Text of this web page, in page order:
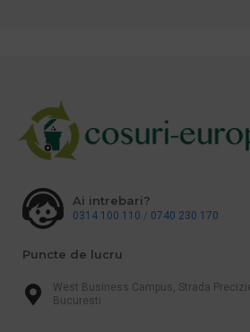
Ai intrebari?
0314 100 110 / 0740 230 170
Puncte de lucru
West Business Campus, Strada
Bucuresti